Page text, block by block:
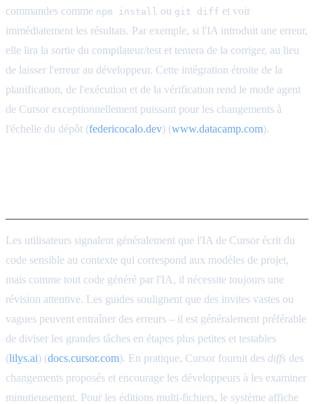
commandes comme npm install ou git diff et voir
immédiatement les résultats. Par exemple, si l'IA introduit une erreur,
elle lira la sortie du compilateur/test et tentera de la corriger, au lieu
de laisser l'erreur au développeur. Cette intégration étroite de la
planification, de l'exécution et de la vérification rend le mode agent
de Cursor exceptionnellement puissant pour les changements à
l'échelle du dépôt (federicocalo.dev) (www.datacamp.com).
Les utilisateurs signalent généralement que l'IA de Cursor écrit du
code sensible au contexte qui correspond aux modèles de projet,
mais comme tout code généré par l'IA, il nécessite toujours une
révision attentive. Les guides soulignent que des invites vastes ou
vagues peuvent entraîner des erreurs – il est généralement préférable
de diviser les grandes tâches en étapes plus petites et testables
(lilys.ai) (docs.cursor.com). En pratique, Cursor fournit des diffs des
changements proposés et encourage les développeurs à les examiner
minutieusement. Pour les éditions multi-fichiers, le système affiche